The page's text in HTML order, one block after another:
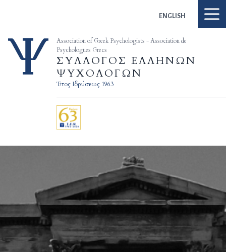
ENGLISH
Association of Greek Psychologists - Association de
Psychologues Grecs
ΣΥΛΛΟΓΟΣ ΕΛΛΗΝΩΝ
ΨΥΧΟΛΟΓΩΝ
Έτος Ιδρύσεως 1963